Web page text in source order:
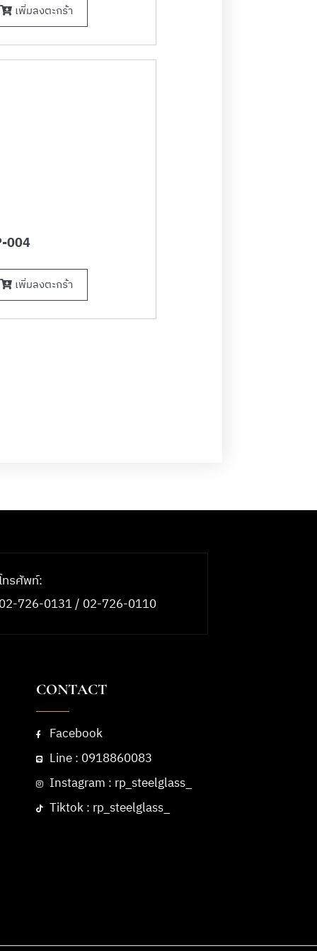
เพิ่มลงตะกร้า
004
เพิ่มลงตะกร้า
ทรศัพท์:
726-0131 / 02-726-0110
CONTACT
Facebook
Line : 0918860083
Instagram : rp_steelglass_
Tiktok : rp_steelglass_